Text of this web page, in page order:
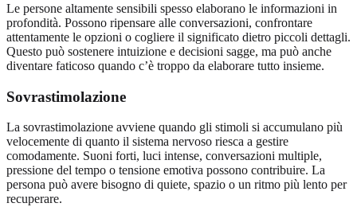
Le persone altamente sensibili spesso elaborano le informazioni in
profondità. Possono ripensare alle conversazioni, confrontare
attentamente le opzioni o cogliere il significato dietro piccoli dettagli.
Questo può sostenere intuizione e decisioni sagge, ma può anche
diventare faticoso quando c’è troppo da elaborare tutto insieme.
Sovrastimolazione
La sovrastimolazione avviene quando gli stimoli si accumulano più
velocemente di quanto il sistema nervoso riesca a gestire
comodamente. Suoni forti, luci intense, conversazioni multiple,
pressione del tempo o tensione emotiva possono contribuire. La
persona può avere bisogno di quiete, spazio o un ritmo più lento per
recuperare.